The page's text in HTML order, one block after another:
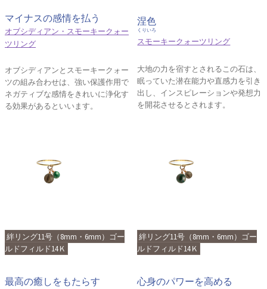
マイナスの感情を払う
オブシディアン・スモーキークォー
ツリング
オブシディアンとスモーキークォー
ツの組み合わせは、強い保護作用で
ネガティブな感情をきれいに浄化す
る効果があるといいます。
涅色
くりいろ
スモーキークォーツリング
大地の力を宿すとされるこの石は、
眠っていた潜在能力や直感力を引き
出し、インスピレーションや発想力
を開花させるとされます。
絆リング11号（8mm・6mm）ゴー
ルドフィルド14Ｋ
最高の癒しをもたらす
絆リング11号（8mm・6mm）ゴー
ルドフィルド14Ｋ
心身のパワーを高める